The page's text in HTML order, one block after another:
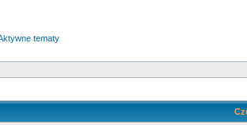
tematy